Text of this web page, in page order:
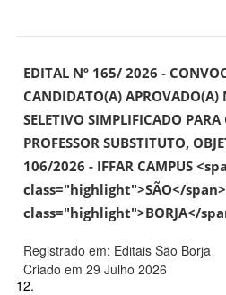
EDITAL Nº 165/ 2026 -
CANDIDATO(A) APROVADO(A)
SELETIVO SIMPLIFICADO
PROFESSOR SUBSTITUTO,
106/2026 - IFFAR CAMPUS
class="highlight">SÃO</
class="highlight">BORJA</
Registrado em: Editais São Borja
Criado em 29 Julho 2026
12.